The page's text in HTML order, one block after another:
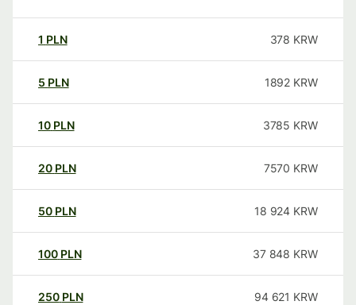
1 PLN 378 KRW
5 PLN 1892 KRW
10 PLN 3785 KRW
20 PLN 7570 KRW
50 PLN 18 924 KRW
100 PLN 37 848 KRW
250 PLN 94 621 KRW